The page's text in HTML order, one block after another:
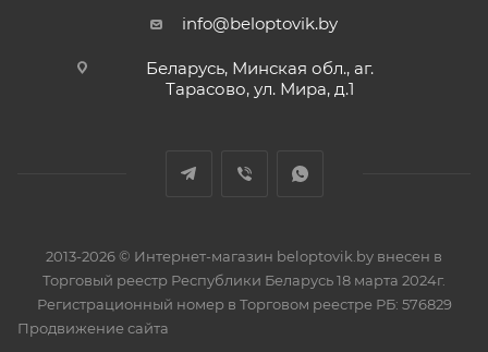
info@beloptovik.by
Беларусь, Минская обл., аг.
Тарасово, ул. Мира, д.1
2013-2026 © Интернет-магазин beloptovik.by внесен в
Торговый реестр Республики Беларусь 18 марта 2024г.
Регистрационный номер в Торговом реестре РБ: 576829
Продвижение сайта